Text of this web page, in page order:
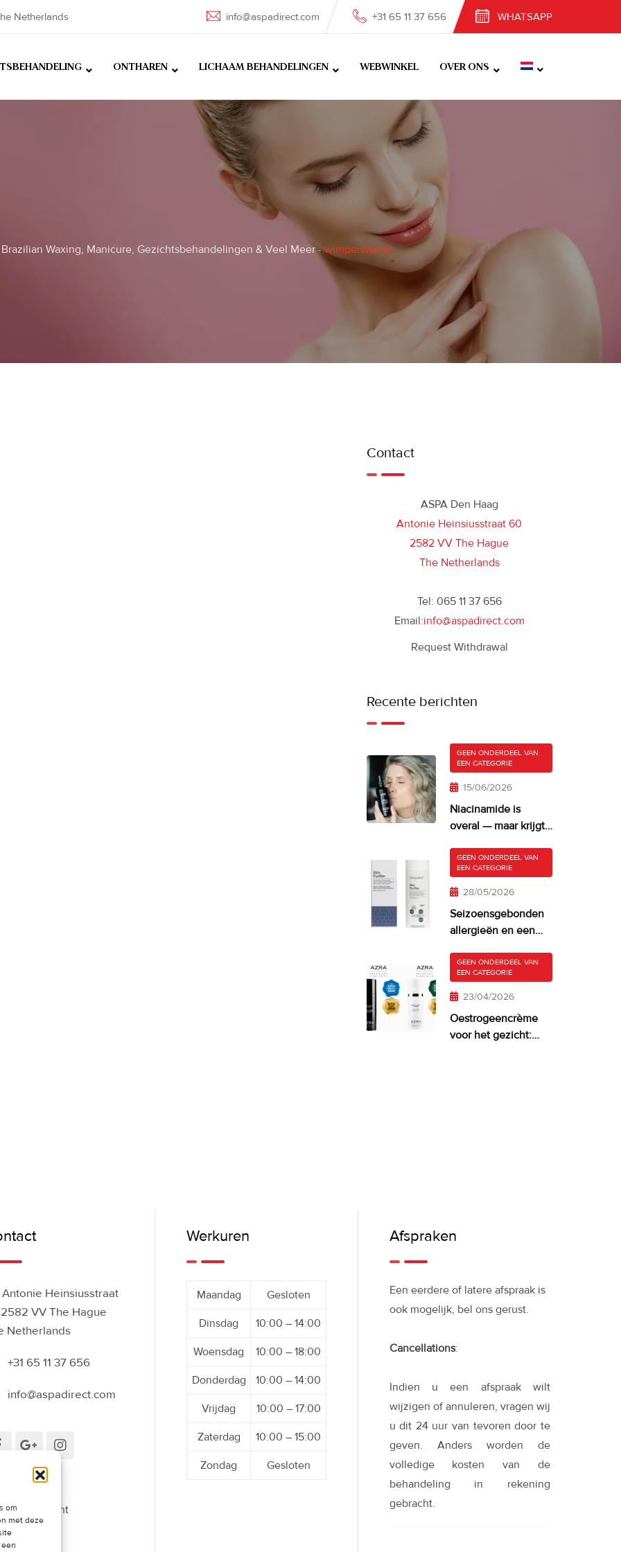
om
met deze
Netherlands info@aspadirect.com +31 65 11 37 656 WHATSAPP
ONTHAREN LICHAAM BEHANDELINGEN WEBWINKEL OVER ONS
Waxing, Manicure, Gezichtsbehandelingen & Veel Meer-wimperswenk
Contact
ASPA Den Haag
Antonie Heinsiusstraat 60
2582 VV The Hague
The Netherlands
Tel: 065 11 37 656
Email:info@aspadirect.com
Request Withdrawal
Recente berichten
GEEN ONDERDEEL VAN
EEN CATEGORIE
15/06/2026
Niacinamide is
overal — maar krijgt
te veel van?
GEEN ONDERDEEL VAN
EEN CATEGORIE
28/05/2026
Seizoensgebonden
allergieën en een
huid
GEEN ONDERDEEL VAN
EEN CATEGORIE
23/04/2026
Oestrogeencrème
voor het gezicht:
Antonie Heinsiusstraat
VV The Hague
Netherlands
+31 65 11 37 656
info@aspadirect.com
Werkuren
Maandag Gesloten
Dinsdag 10:00 – 14:00
Woensdag 10:00 – 18:00
Donderdag 10:00 – 14:00
Vrijdag 10:00 – 17:00
Zaterdag 10:00 – 15:00
Zondag Gesloten
Afspraken
Een eerdere of latere afspraak is
ook mogelijk, bel ons gerust.
Cancellations:
Indien u een afspraak wilt
wijzigen of annuleren, vragen wij
u dit 24 uur van tevoren door te
geven. Anders worden de
volledige kosten van de
behandeling in rekening
gebracht.